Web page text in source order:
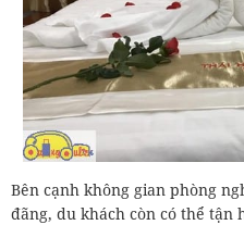
Bên cạnh không gian phòng
đãng, du khách còn có thể